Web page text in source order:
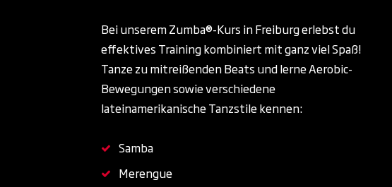
Bei unserem Zumba®-Kurs in Freiburg erlebst du
effektives Training kombiniert mit ganz viel Spaß!
Tanze zu mitreißenden Beats und lerne Aerobic-
Bewegungen sowie verschiedene
lateinamerikanische Tanzstile kennen:
Samba
Merengue